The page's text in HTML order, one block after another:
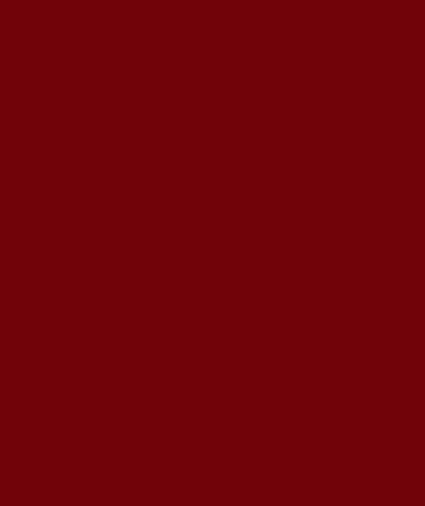
, y en ella
, como los horarios de apertura, las
, donde podrás descubrir las promociones
para disfrutar de una